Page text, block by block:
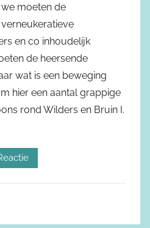
we moeten de
verneukeratieve
en co inhoudelijk
de heersende
wat is een beweging
hier een aantal grappige
rond Wilders en Bruin I.